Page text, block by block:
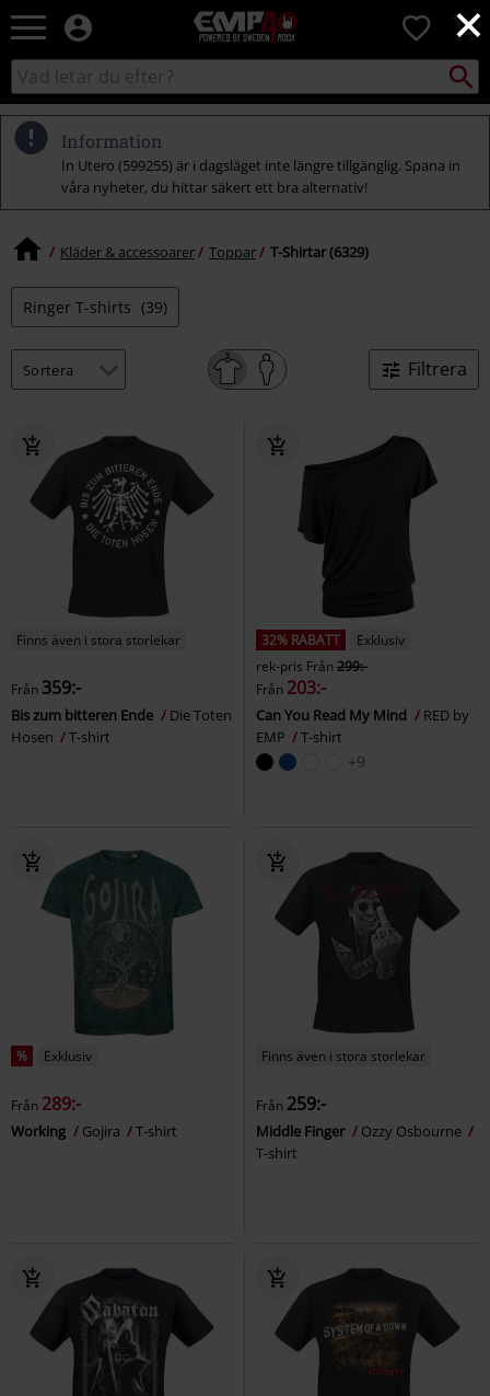
×
EMP
-
Musik,
TV
-
Alternativt
0
Sök
i
katalogen
Sök
Information
In Utero (599255) är i dagsläget inte längre tillgänglig. Spana in
våra nyheter, du hittar säkert ett bra alternativ!
Kläder & accessoarer Toppar T-Shirtar (6329)
Ringer T-shirts (39)
Filtrera
Finns även i stora storlekar
Från 359:-
Bis zum bitteren Ende
Die Toten
Hosen
T-shirt
32% RABATT
Exklusiv
rek-pris Från299:-
Från 203:-
Can You Read My Mind
RED by
EMP
T-shirt
+9
% Exklusiv
Från 289:-
Working Gojira T-shirt
Finns även i stora storlekar
Från 259:-
Middle Finger
Ozzy Osbourne
T-shirt